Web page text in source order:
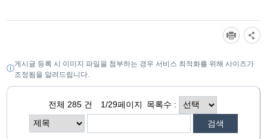
게시글 등록 시 이미지 파일을 첨부하는 경우 서비스 최적화를 위해 사이즈가
조정됨을 알려드립니다.
전체 285 건 1/29페이지 목록수 :
검색